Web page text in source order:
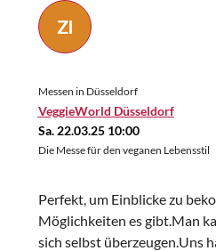
ZI
Messen in Düsseldorf
VeggieWorld Düsseldorf
Sa. 22.03.25 10:00
Die Messe für den veganen Lebensstil
Perfekt, um Einblicke zu
Möglichkeiten es gibt.Man
sich selbst überzeugen.Uns